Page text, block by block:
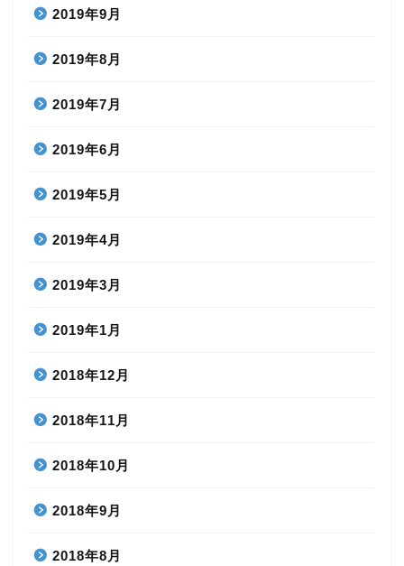
2019年9月
2019年8月
2019年7月
2019年6月
2019年5月
2019年4月
2019年3月
2019年1月
2018年12月
2018年11月
2018年10月
2018年9月
2018年8月